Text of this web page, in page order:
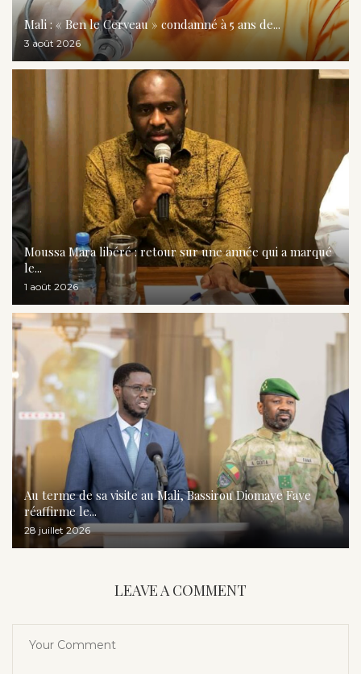
Mali : « Ben le Cerveau » condamné à 5 ans de...
3 août 2026
Moussa Mara libéré : retour sur une année qui a marqué
le...
1 août 2026
Au terme de sa visite au Mali, Bassirou Diomaye Faye
réaffirme le...
28 juillet 2026
LEAVE A COMMENT